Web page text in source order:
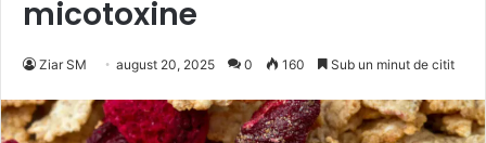
micotoxine
Ziar SM august 20, 2025 0 160 Sub un minut de citit